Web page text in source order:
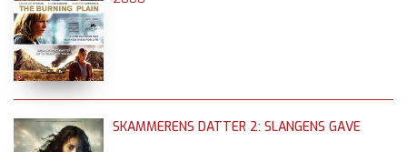
SKAMMERENS DATTER 2: SLANGENS GAVE